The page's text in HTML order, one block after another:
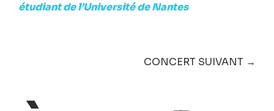
étudiant de l’Université de Nantes
CONCERT SUIVANT →